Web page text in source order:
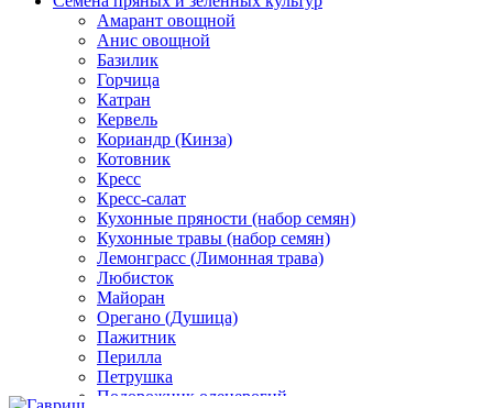
Амарант овощной
Анис овощной
Базилик
Горчица
Катран
Кервель
Кориандр (Кинза)
Котовник
Кресс
Кресс-салат
Кухонные пряности (набор семян)
Кухонные травы (набор семян)
Лемонграсс (Лимонная трава)
Любисток
Майоран
Орегано (Душица)
Пажитник
Перилла
Петрушка
Подорожник оленерогий